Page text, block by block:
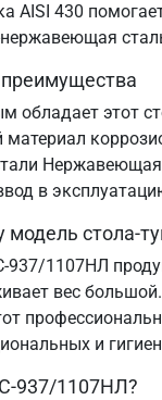
AISI 430
обладает этот
Нержавеющая
в
модель стола-
937/1107НЛ
вес
и
937/1107НЛ?